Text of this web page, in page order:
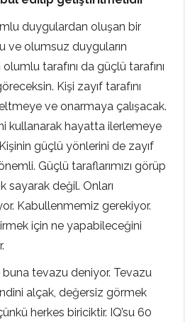
duygulardan oluşan bir
ve olumsuz duyguların
tarafını da güçlü tarafını
Kişi zayıf tarafını
ve onarmaya çalışacak.
kullanarak hayatta ilerlemeye
güçlü yönlerini de zayıf
Güçlü taraflarımızı görüp
sayarak değil. Onları
Kabullenmemiz gerekiyor.
için ne yapabileceğini
tevazu deniyor. Tevazu
alçak, değersiz görmek
herkes biriciktir. IQ’su 60